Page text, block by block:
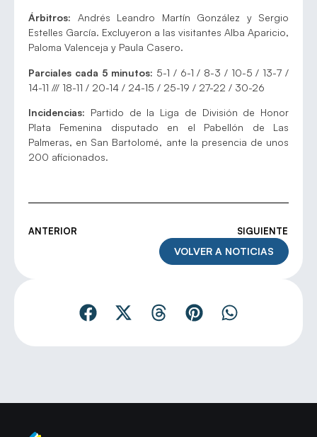
Árbitros: Andrés Leandro Martín González y Sergio
Estelles García. Excluyeron a las visitantes Alba Aparicio,
Paloma Valenceja y Paula Casero.
Parciales cada 5 minutos: 5-1 / 6-1 / 8-3 / 10-5 / 13-7 /
14-11 /// 18-11 / 20-14 / 24-15 / 25-19 / 27-22 / 30-26
Incidencias: Partido de la Liga de División de Honor
Plata Femenina disputado en el Pabellón de Las
Palmeras, en San Bartolomé, ante la presencia de unos
200 aficionados.
ANTERIOR SIGUIENTE
VOLVER A NOTICIAS